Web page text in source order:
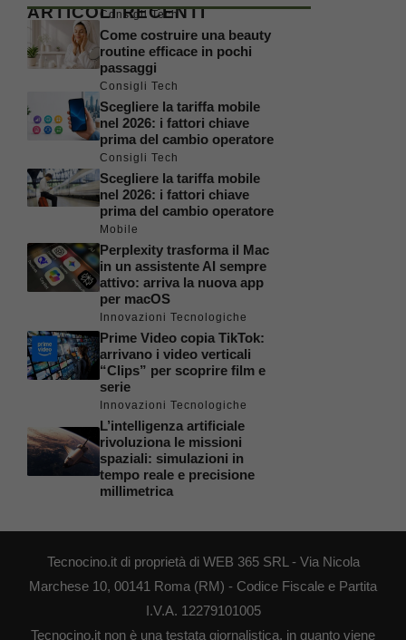
ARTICOLI RECENTI
Consigli Tech
Come costruire una beauty
routine efficace in pochi
passaggi
Consigli Tech
Scegliere la tariffa mobile
nel 2026: i fattori chiave
prima del cambio operatore
Consigli Tech
Scegliere la tariffa mobile
nel 2026: i fattori chiave
prima del cambio operatore
Mobile
Perplexity trasforma il Mac
in un assistente AI sempre
attivo: arriva la nuova app
per macOS
Innovazioni Tecnologiche
Prime Video copia TikTok:
arrivano i video verticali
“Clips” per scoprire film e
serie
Innovazioni Tecnologiche
L’intelligenza artificiale
rivoluziona le missioni
spaziali: simulazioni in
tempo reale e precisione
millimetrica
Tecnocino.it di proprietà di WEB 365 SRL - Via Nicola
Marchese 10, 00141 Roma (RM) - Codice Fiscale e Partita
I.V.A. 12279101005
Tecnocino.it non è una testata giornalistica, in quanto viene